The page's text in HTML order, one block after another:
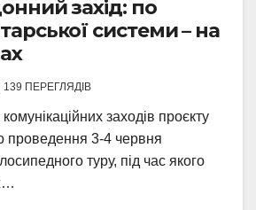
захід: по
системи – на
139 ПЕРЕГЛЯДІВ
заходів проєкту
проведення 3-4 червня
туру, під час якого